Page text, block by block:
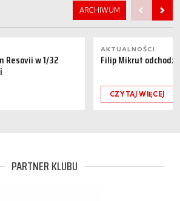
ARCHIWUM
Resovii w 1/32
AKTUALNOŚCI
Filip Mikrut
CZYTAJ WIĘCEJ
PARTNER KLUBU